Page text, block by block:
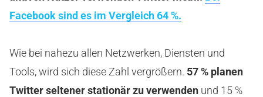
Facebook sind es im Vergleich 64 %.
Wie bei nahezu allen Netzwerken, Diensten und
Tools, wird sich diese Zahl vergrößern. 57 % planen
Twitter seltener stationär zu verwenden und 15 %